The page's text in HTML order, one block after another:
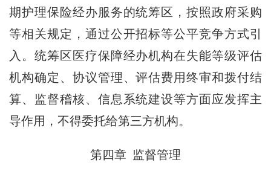
期护理保险经办服务的统筹区，按照政府采购
等相关规定，通过公开招标等公平竞争方式引
入。统筹区医疗保障经办机构在失能等级评估
机构确定、协议管理、评估费用终审和拨付结
算、监督稽核、信息系统建设等方面应发挥主
导作用，不得委托给第三方机构。
第四章 监督管理